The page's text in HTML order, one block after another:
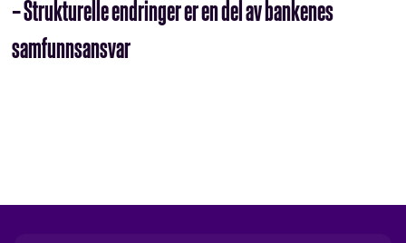
– Strukturelle endringer er en del av bankenes
samfunnsansvar